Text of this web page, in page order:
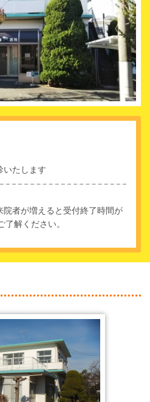
たします
院者が増えると受付終了時間が
解ください。